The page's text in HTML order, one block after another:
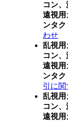
コン
遠視用
ンタ
わせ
乱視用
コン
遠視用
ンタ
引に関
乱視用
コン
遠視用